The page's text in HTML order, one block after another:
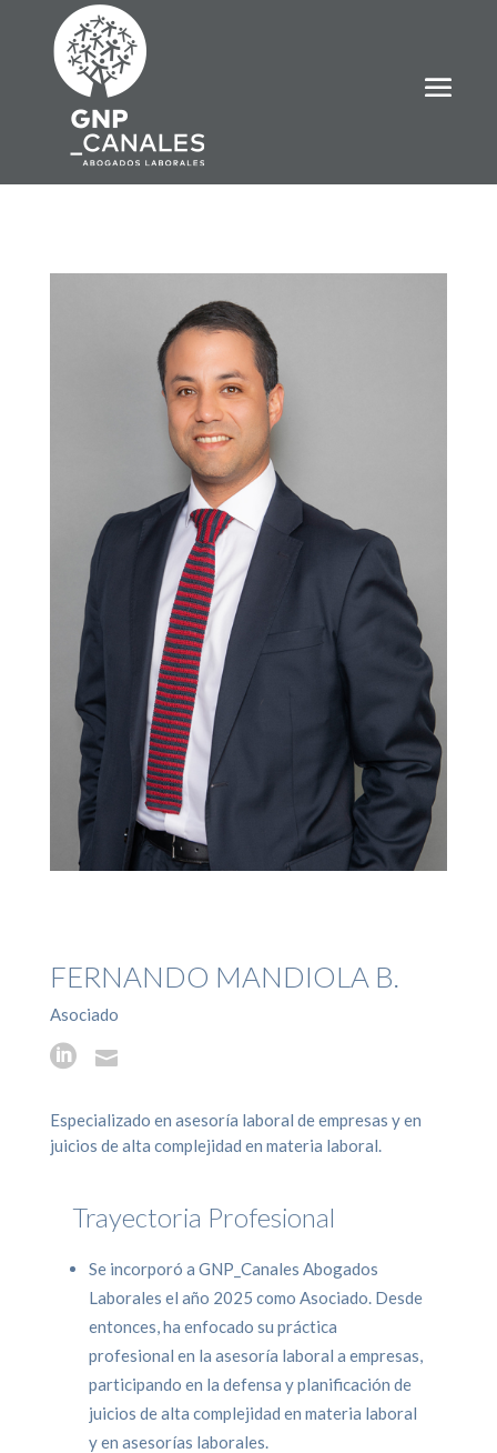
FERNANDO MANDIOLA B.
Asociado
 
Especializado en asesoría laboral de empresas y en
juicios de alta complejidad en materia laboral.
Trayectoria Profesional
Se incorporó a GNP_Canales Abogados
Laborales el año 2025 como Asociado. Desde
entonces, ha enfocado su práctica
profesional en la asesoría laboral a empresas,
participando en la defensa y planificación de
juicios de alta complejidad en materia laboral
y en asesorías laborales.